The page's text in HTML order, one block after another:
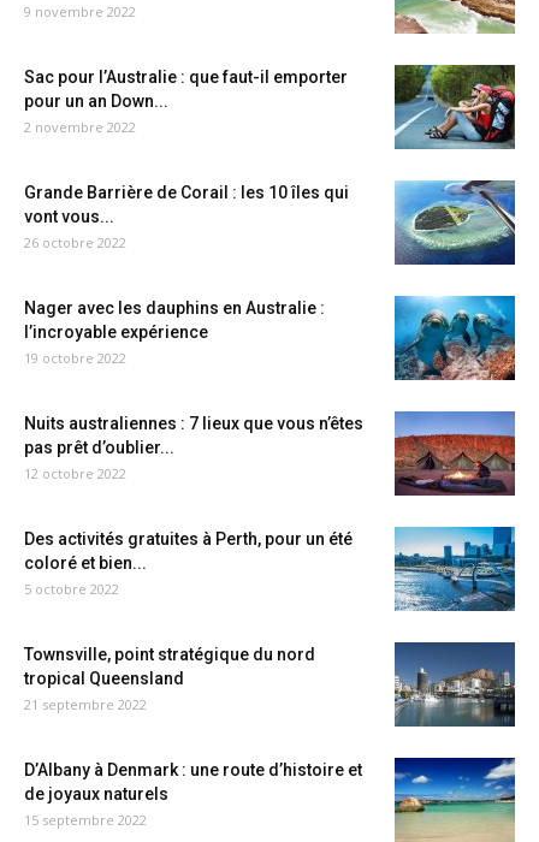
9 novembre 2022
Sac pour l’Australie : que faut-il emporter
pour un an Down...
2 novembre 2022
Grande Barrière de Corail : les 10 îles qui
vont vous...
26 octobre 2022
Nager avec les dauphins en Australie :
l’incroyable expérience
19 octobre 2022
Nuits australiennes : 7 lieux que vous n’êtes
pas prêt d’oublier...
12 octobre 2022
Des activités gratuites à Perth, pour un été
coloré et bien...
5 octobre 2022
Townsville, point stratégique du nord
tropical Queensland
21 septembre 2022
D’Albany à Denmark : une route d’histoire et
de joyaux naturels
15 septembre 2022